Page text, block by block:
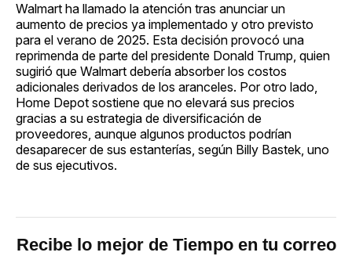
Walmart ha llamado la atención tras anunciar un
aumento de precios ya implementado y otro previsto
para el verano de 2025. Esta decisión provocó una
reprimenda de parte del presidente Donald Trump, quien
sugirió que Walmart debería absorber los costos
adicionales derivados de los aranceles. Por otro lado,
Home Depot sostiene que no elevará sus precios
gracias a su estrategia de diversificación de
proveedores, aunque algunos productos podrían
desaparecer de sus estanterías, según Billy Bastek, uno
de sus ejecutivos.
Recibe lo mejor de Tiempo en tu correo